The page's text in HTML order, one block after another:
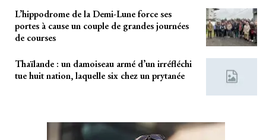
L’hippodrome de la Demi-Lune force ses
portes à cause un couple de grandes journées
de courses
Thaïlande : un damoiseau armé d’un irréfléchi
tue huit nation, laquelle six chez un prytanée